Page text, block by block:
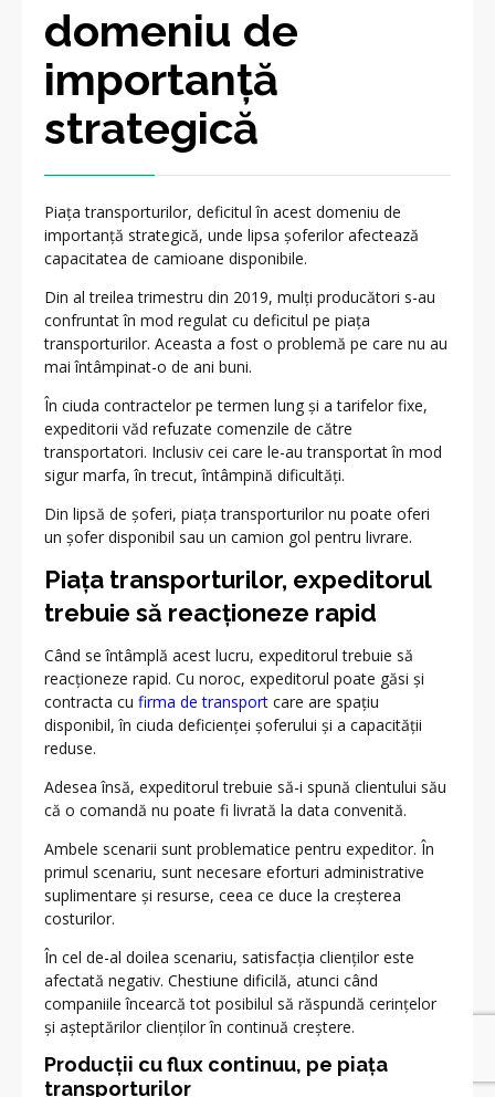
domeniu de
importanţă
strategică
Piaţa transporturilor, deficitul în acest domeniu de
importanţă strategică, unde lipsa șoferilor afectează
capacitatea de camioane disponibile.
Din al treilea trimestru din 2019, mulți producători s-au
confruntat în mod regulat cu deficitul pe piața
transporturilor. Aceasta a fost o problemă pe care nu au
mai întâmpinat-o de ani buni.
În ciuda contractelor pe termen lung și a tarifelor fixe,
expeditorii văd refuzate comenzile de către
transportatori. Inclusiv cei care le-au transportat în mod
sigur marfa, în trecut, întâmpină dificultăţi.
Din lipsă de șoferi, piaţa transporturilor nu poate oferi
un șofer disponibil sau un camion gol pentru livrare.
Piața transporturilor, expeditorul
trebuie să reacționeze rapid
Când se întâmplă acest lucru, expeditorul trebuie să
reacționeze rapid. Cu noroc, expeditorul poate găsi și
contracta cu firma de transport care are spațiu
disponibil, în ciuda deficienței șoferului și a capacității
reduse.
Adesea însă, expeditorul trebuie să-i spună clientului său
că o comandă nu poate fi livrată la data convenită.
Ambele scenarii sunt problematice pentru expeditor. În
primul scenariu, sunt necesare eforturi administrative
suplimentare și resurse, ceea ce duce la creșterea
costurilor.
În cel de-al doilea scenariu, satisfacția clienților este
afectată negativ. Chestiune dificilă, atunci când
companiile încearcă tot posibilul să răspundă cerințelor
și așteptărilor clienților în continuă creștere.
Producții cu flux continuu, pe piaţa
transporturilor